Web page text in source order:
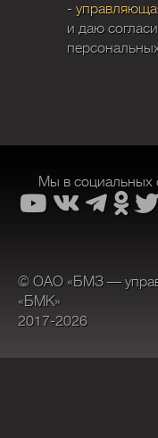
-
и даю
Мы в социальных
© ОАО «БМЗ —
«БМК»
2017-2026